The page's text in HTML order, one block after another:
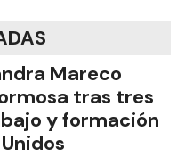
Mareco
tras tres
y formación